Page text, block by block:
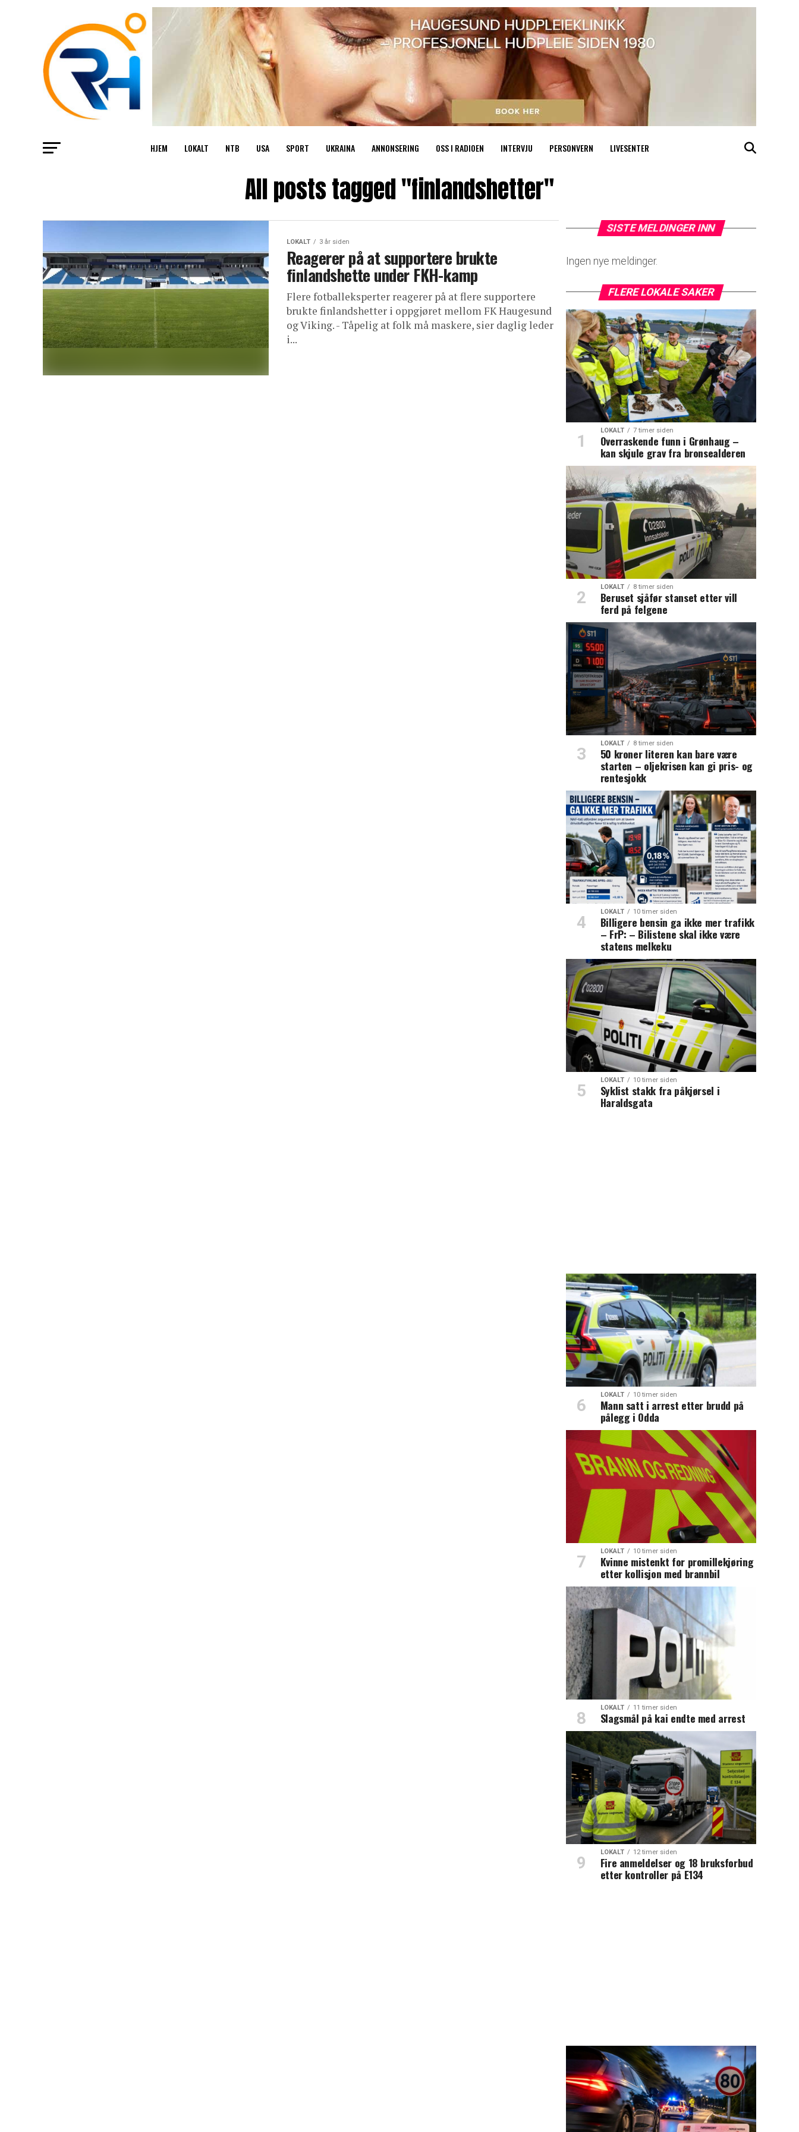
HJEM LOKALT NTB USA SPORT UKRAINA ANNONSERING OSS I RADIOEN INTERVJU PERSONVERN LIVESENTER
All posts tagged "finlandshetter"
LOKALT 3 år siden
Reagerer på at supportere brukte
finlandshette under FKH-kamp
Flere fotballeksperter reagerer på at flere supportere
brukte finlandshetter i oppgjøret mellom FK Haugesund
og Viking. - Tåpelig at folk må maskere, sier daglig leder
i...
SISTE MELDINGER INN
Ingen nye meldinger.
FLERE LOKALE SAKER
LOKALT 7 timer siden
Overraskende funn i Grønhaug –
kan skjule grav fra bronsealderen
LOKALT 8 timer siden
Beruset sjåfør stanset etter vill
ferd på felgene
LOKALT 8 timer siden
50 kroner literen kan bare være
starten – oljekrisen kan gi pris- og
rentesjokk
LOKALT 10 timer siden
Billigere bensin ga ikke mer trafikk
– FrP: – Bilistene skal ikke være
statens melkeku
LOKALT 10 timer siden
Syklist stakk fra påkjørsel i
Haraldsgata
LOKALT 10 timer siden
Mann satt i arrest etter brudd på
pålegg i Odda
LOKALT 10 timer siden
Kvinne mistenkt for promillekjøring
etter kollisjon med brannbil
LOKALT 11 timer siden
Slagsmål på kai endte med arrest
LOKALT 12 timer siden
Fire anmeldelser og 18 bruksforbud
etter kontroller på E134